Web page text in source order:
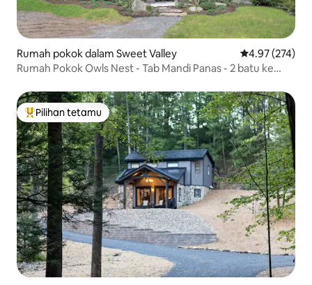
Rumah pokok dalam Sweet Valley Penarafan
4.97 (274)
Rumah Pokok Owls Nest - Tab Mandi Panas - 2 batu ke
Pilihan utama tetamu
Pilihan tetamu